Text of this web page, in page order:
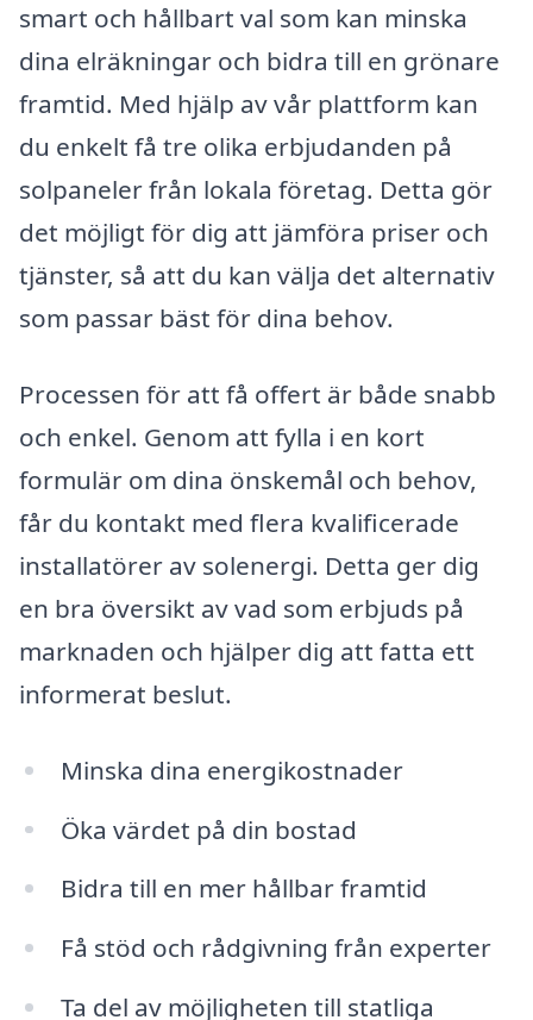
smart och hållbart val som kan minska
dina elräkningar och bidra till en grönare
framtid. Med hjälp av vår plattform kan
du enkelt få tre olika erbjudanden på
solpaneler från lokala företag. Detta gör
det möjligt för dig att jämföra priser och
tjänster, så att du kan välja det alternativ
som passar bäst för dina behov.
Processen för att få offert är både snabb
och enkel. Genom att fylla i en kort
formulär om dina önskemål och behov,
får du kontakt med flera kvalificerade
installatörer av solenergi. Detta ger dig
en bra översikt av vad som erbjuds på
marknaden och hjälper dig att fatta ett
informerat beslut.
Minska dina energikostnader
Öka värdet på din bostad
Bidra till en mer hållbar framtid
Få stöd och rådgivning från experter
Ta del av möjligheten till statliga